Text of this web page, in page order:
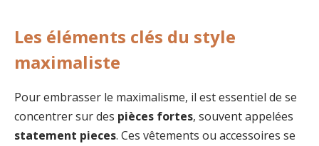
Les éléments clés du style
maximaliste
Pour embrasser le maximalisme, il est essentiel de se
concentrer sur des pièces fortes, souvent appelées
statement pieces. Ces vêtements ou accessoires se